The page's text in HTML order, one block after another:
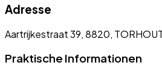
Adresse
Aartrijkestraat 39, 8820,
Praktische Informationen